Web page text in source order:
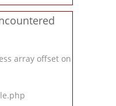
array offset on